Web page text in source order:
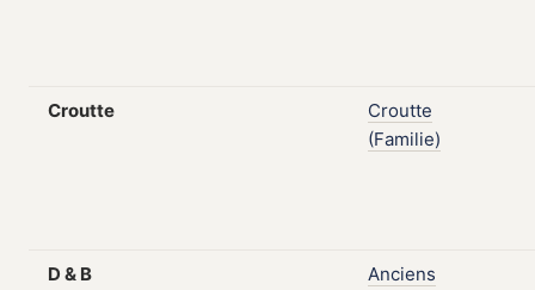
Croutte
Croutte
(Familie)
D & B
Anciens